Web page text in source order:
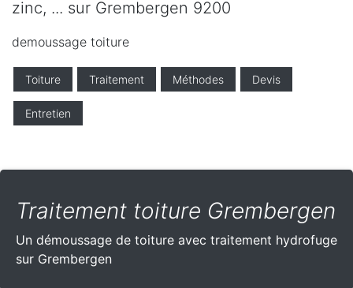
zinc, ... sur Grembergen 9200
demoussage toiture
Toiture Traitement Méthodes Devis
Entretien
Traitement toiture Grembergen
Un démoussage de toiture avec traitement hydrofuge
sur Grembergen